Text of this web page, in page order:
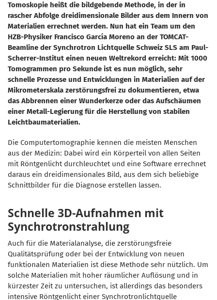
Tomoskopie heißt die bildgebende Methode, in der in
rascher Abfolge dreidimensionale Bilder aus dem Innern von
Materialien errechnet werden. Nun hat ein Team um den
HZB-Physiker Francisco García Moreno an der TOMCAT-
Beamline der Synchrotron Lichtquelle Schweiz SLS am Paul-
Scherrer-Institut einen neuen Weltrekord erreicht: Mit 1000
Tomogrammen pro Sekunde ist es nun möglich, sehr
schnelle Prozesse und Entwicklungen in Materialien auf der
Mikrometerskala zerstörungsfrei zu dokumentieren, etwa
das Abbrennen einer Wunderkerze oder das Aufschäumen
einer Metall-Legierung für die Herstellung von stabilen
Leichtbaumaterialien.
Die Computertomographie kennen die meisten Menschen
aus der Medizin: Dabei wird ein Körperteil von allen Seiten
mit Röntgenlicht durchleuchtet und eine Software errechnet
daraus ein dreidimensionales Bild, aus dem sich beliebige
Schnittbilder für die Diagnose erstellen lassen.
Schnelle 3D-Aufnahmen mit
Synchrotronstrahlung
Auch für die Materialanalyse, die zerstörungsfreie
Qualitätsprüfung oder bei der Entwicklung von neuen
funktionalen Materialien ist diese Methode sehr nützlich. Um
solche Materialien mit hoher räumlicher Auflösung und in
kürzester Zeit zu untersuchen, ist allerdings das besonders
intensive Röntgenlicht einer Synchrotronlichtquelle